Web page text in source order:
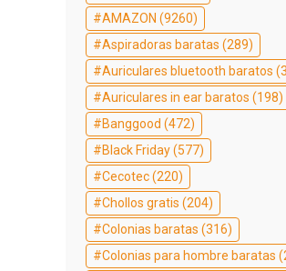
AMAZON (9260)
Aspiradoras baratas (289)
Auriculares bluetooth baratos
Auriculares in ear baratos (198)
Banggood (472)
Black Friday(577)
Cecotec(220)
Chollos gratis (204)
Colonias baratas (316)
Colonias para hombre baratas